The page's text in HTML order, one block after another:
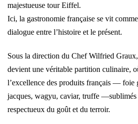
majestueuse tour Eiffel.
Ici, la gastronomie française se vit
dialogue entre l’histoire et le présent.
Sous la direction du Chef Wilfried
devient une véritable partition culinaire,
l’excellence des produits français — foie
jacques, wagyu, caviar, truffe —sublimés
respectueux du goût et du terroir.